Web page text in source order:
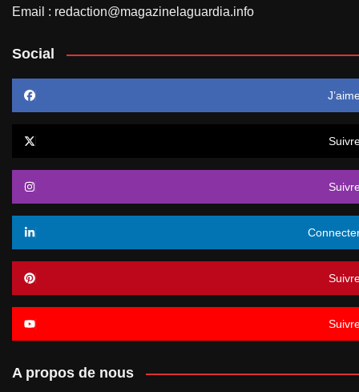
Email : redaction@magazinelaguardia.info
Social
A propos de nous